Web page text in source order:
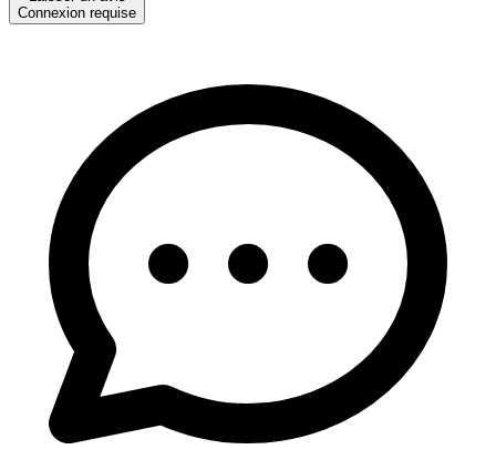
Connexion requise